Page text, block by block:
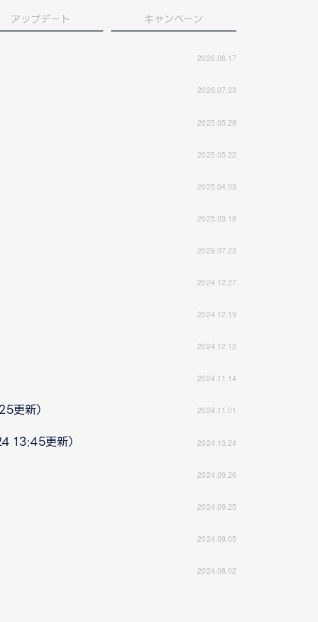
アップデート キャンペーン
2026.06.17
2026.07.23
2025.05.28
2025.05.22
2025.04.03
2025.03.18
2026.07.23
2024.12.27
2024.12.19
2024.12.12
2024.11.14
更新） 2024.11.01
13:45更新） 2024.10.24
2024.09.26
2024.09.25
2024.09.05
2024.08.02